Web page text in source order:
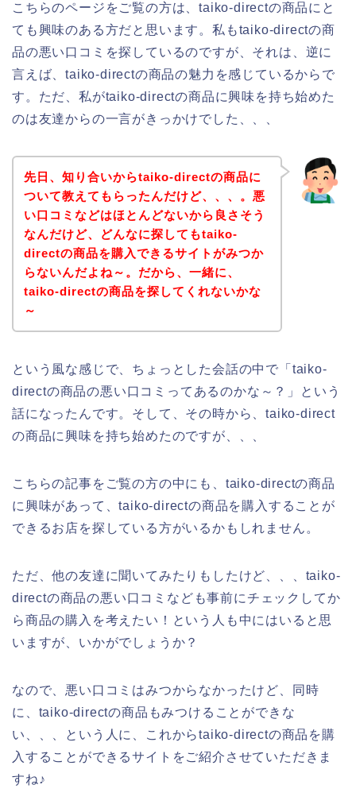
こちらのページをご覧の方は、taiko-directの商品にと
ても興味のある方だと思います。私もtaiko-directの商
品の悪い口コミを探しているのですが、それは、逆に
言えば、taiko-directの商品の魅力を感じているからで
す。ただ、私がtaiko-directの商品に興味を持ち始めた
のは友達からの一言がきっかけでした、、、
先日、知り合いからtaiko-directの商品に
ついて教えてもらったんだけど、、、。悪
い口コミなどはほとんどないから良さそう
なんだけど、どんなに探してもtaiko-
directの商品を購入できるサイトがみつか
らないんだよね～。だから、一緒に、
taiko-directの商品を探してくれないかな
～
という風な感じで、ちょっとした会話の中で「taiko-
directの商品の悪い口コミってあるのかな～？」という
話になったんです。そして、その時から、taiko-direct
の商品に興味を持ち始めたのですが、、、
こちらの記事をご覧の方の中にも、taiko-directの商品
に興味があって、taiko-directの商品を購入することが
できるお店を探している方がいるかもしれません。
ただ、他の友達に聞いてみたりもしたけど、、、taiko-
directの商品の悪い口コミなども事前にチェックしてか
ら商品の購入を考えたい！という人も中にはいると思
いますが、いかがでしょうか？
なので、悪い口コミはみつからなかったけど、同時
に、taiko-directの商品もみつけることができな
い、、、という人に、これからtaiko-directの商品を購
入することができるサイトをご紹介させていただきま
すね♪